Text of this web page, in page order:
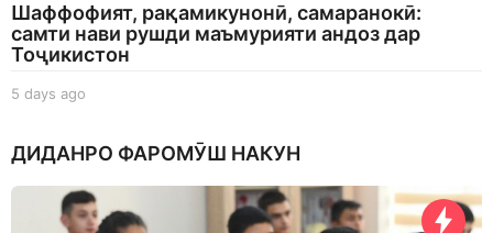
Шаффофият, рақамикунонӣ, самаранокӣ:
самти нави рушди маъмурияти андоз дар
Тоҷикистон
5 days ago
y
a
g
ДИДАНРО ФАРОМӮШ НАКУН